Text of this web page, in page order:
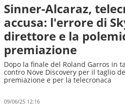
Sinner-Alcaraz,
accusa: l'errore di
direttore e la
premiazione
Dopo la finale del Roland Garros in
contro Nove Discovery per il taglio
premiazione e per la telecronaca
09/06/25 12:16